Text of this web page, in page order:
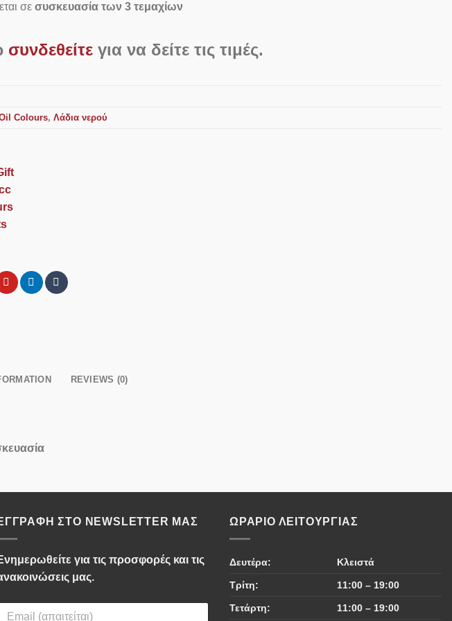
σε συσκευασία των 3 τεμαχίων
συνδεθείτε για να δείτε τις τιμές.
Colours, Λάδια νερού
REVIEWS (0)
ΣΤΟ NEWSLETTER ΜΑΣ
για τις προσφορές και τις
μας.
ΩΡΆΡΙΟ ΛΕΙΤΟΥΡΓΊΑΣ
Δευτέρα: Κλειστά
Τρίτη: 11:00 – 19:00
Τετάρτη: 11:00 – 19:00